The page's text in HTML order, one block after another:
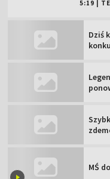
5:19 |
Dziś
MŚ